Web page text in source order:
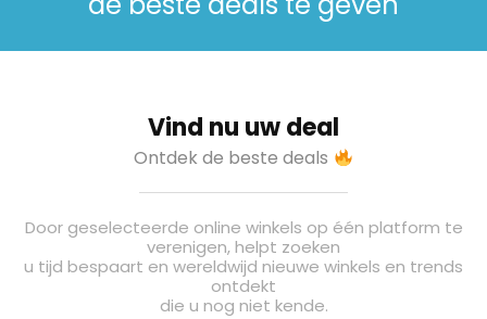
Vind nu uw deal
Ontdek de beste deals
Door geselecteerde online winkels op één platform te
verenigen, helpt zoeken
u tijd bespaart en wereldwijd nieuwe winkels en trends
ontdekt
die u nog niet kende.